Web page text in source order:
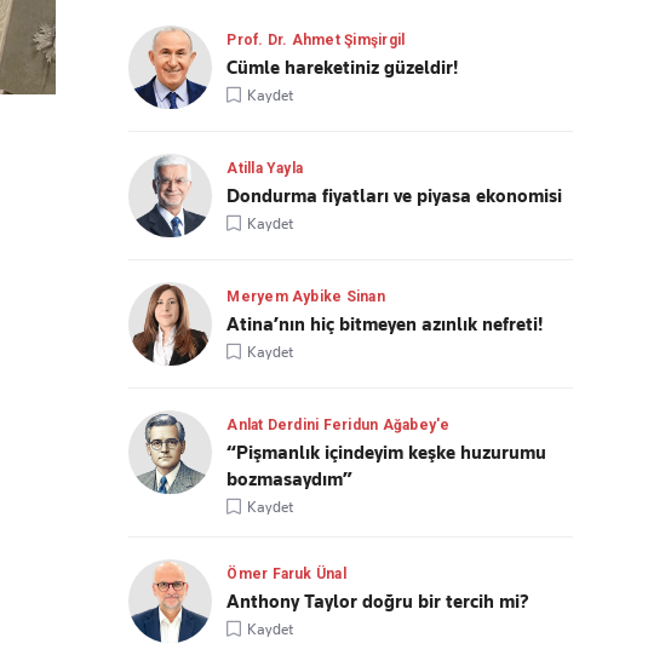
Prof. Dr. Ahmet Şimşirgil
Cümle hareketiniz güzeldir!
Kaydet
Atilla Yayla
Dondurma fiyatları ve piyasa ekonomisi
Kaydet
Meryem Aybike Sinan
Atina’nın hiç bitmeyen azınlık nefreti!
Kaydet
Anlat Derdini Feridun Ağabey'e
“Pişmanlık içindeyim keşke huzurumu
bozmasaydım”
Kaydet
Ömer Faruk Ünal
Anthony Taylor doğru bir tercih mi?
Kaydet